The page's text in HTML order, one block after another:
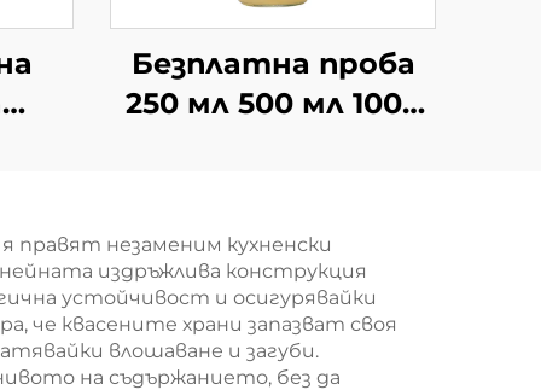
Безплатна проба
250 мл 500 мл 1000
правят незаменим кухненски
издръжлива конструкция
устойчивост и осигурявайки
че квасените храни запазват своя
влошаване и загуби.
на съдържанието, без да